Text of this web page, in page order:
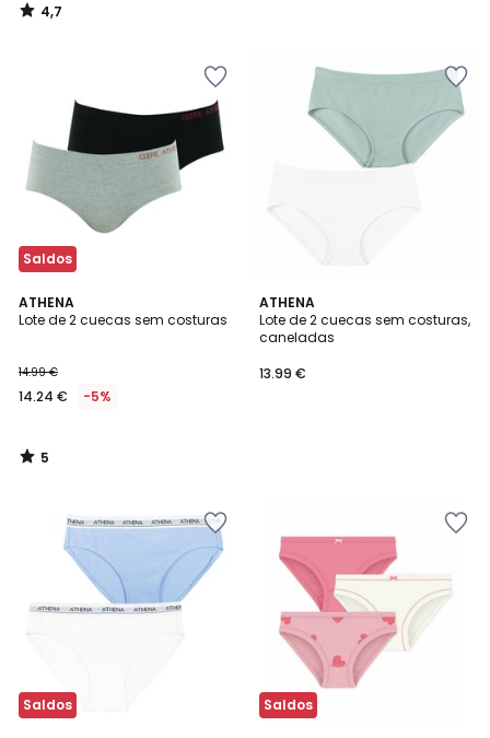
4,7
/
Saldos
ATHENA
Lote de 2 cuecas sem costuras
14.99 €
14.24 € -5%
5
/
5
/
ATHENA
Lote de 2 cuecas sem costuras,
caneladas
13.99 €
Saldos Saldos